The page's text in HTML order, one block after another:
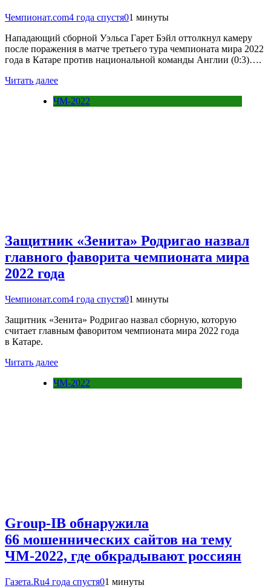
Чемпионат.com4 года спустя01 минуты
Нападающий сборной Уэльса Гарет Бэйл оттолкнул камеру
после поражения в матче третьего тура чемпионата мира 2022
года в Катаре против национальной команды Англии (0:3)….
Читать далее
ЧМ-2022
Защитник «Зенита» Родригао назвал
главного фаворита чемпионата мира
2022 года
Чемпионат.com4 года спустя01 минуты
Защитник «Зенита» Родригао назвал сборную, которую
считает главным фаворитом чемпионата мира 2022 года
в Катаре.
Читать далее
ЧМ-2022
Group-IB обнаружила
66 мошеннических сайтов на тему
ЧМ-2022, где обкрадывают россиян
Газета.Ru4 года спустя01 минуты